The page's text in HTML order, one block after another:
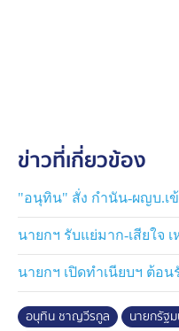
โป่งน้ำร้อน จังหวัดจันทบุรี
บังคับใช้กฎหมายที่เกี่ยวข้
ให้ออกไปแล้วก็ปิดทันที
ข่าวที่เกี่ยวข้อง
"อนุทิน" สั่ง กำนัน-ผญบ.เ
นายกฯ รับแย่มาก-เสียใจ เ
นายกฯ เปิดทำเนียบฯ ต้อน
อนุทิน ชาญวีรกูล นายกรัฐ